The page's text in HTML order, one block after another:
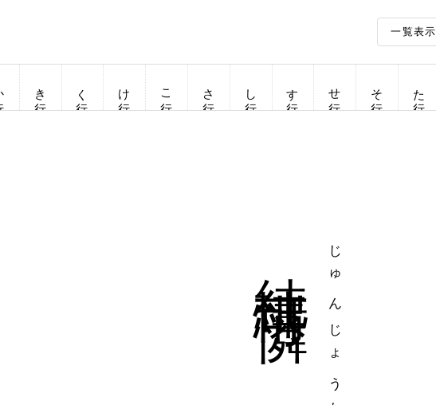
一覧表示
き行 く行 け行 こ行 さ行 し行 す行 せ行 そ行 た行
じゅんじょうかれん